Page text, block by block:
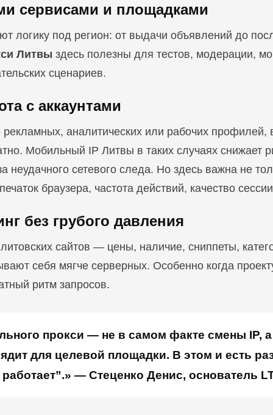
сервисами и площадками
логику под регион: от выдачи объявлений до
Литвы здесь полезны для тестов, модерации,
сценариев.
с аккаунтами
рекламных, аналитических или рабочих профилей,
Мобильный IP Литвы в таких случаях снижает
неудачного сетевого следа. Но здесь важна не
браузера, частота действий, качество
без грубого давления
сайтов — цены, наличие, сниппеты,
себя мягче серверных. Особенно когда
ритм запросов.
прокси — не в самом факте смены IP,
для целевой площадки. В этом и есть
— Стеценко Денис, основатель